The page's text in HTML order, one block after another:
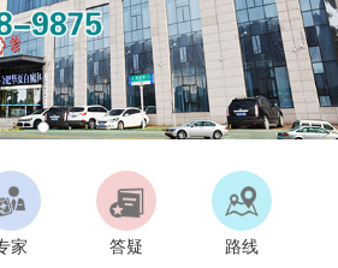
家 答疑 路线